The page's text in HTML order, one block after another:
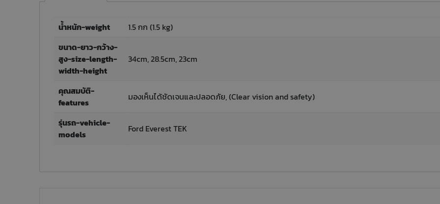
น้ำหนัก-weight
1.5 กก (1.5 kg)
ขนาด-ยาว-กว้าง-
สูง-size-length-
width-height
34cm, 28.5cm, 23cm
คุณสมบัติ-
features
มองเห็นได้ชัดเจนและปลอดภัย, (Clear vision and safety)
รุ่นรถ-vehicle-
models
Ford Everest TEK